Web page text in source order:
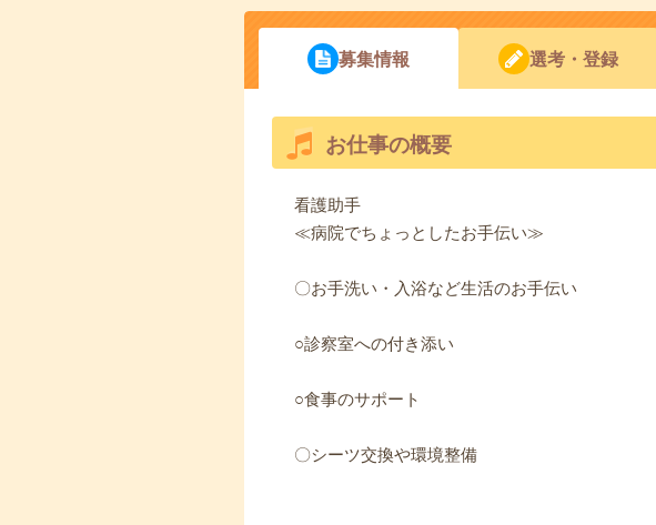
募集情報 選考・登録
お仕事の概要
看護助手
≪病院でちょっとしたお手伝い≫
〇お手洗い・入浴など生活のお手伝い
○診察室への付き添い
○食事のサポート
〇シーツ交換や環境整備